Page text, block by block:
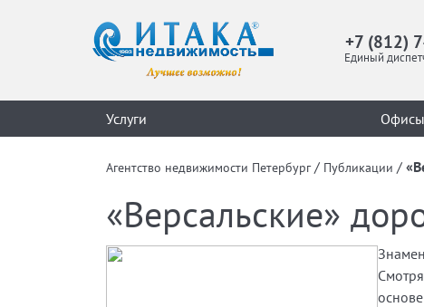
+7 (812)
Единый
Услуги Офисы
Агентство недвижимости Петербург / Публикации /
«Версальские»